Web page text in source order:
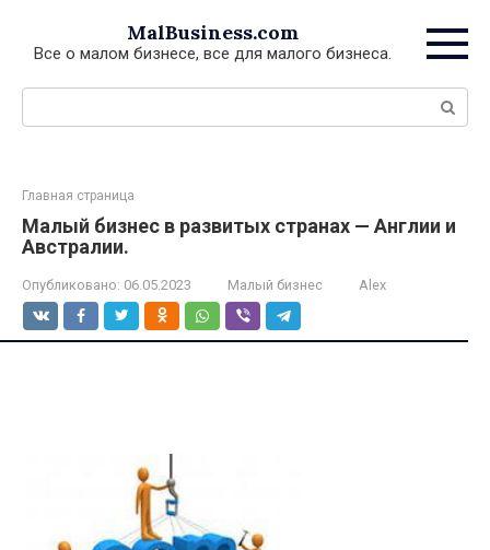
контенту
MalBusiness.com
Все о малом бизнесе, все для малого бизнеса.
Поиск:
Главная страница
Малый бизнес в развитых странах — Англии и
Австралии.
Опубликовано: 06.05.2023 Малый бизнес Alex